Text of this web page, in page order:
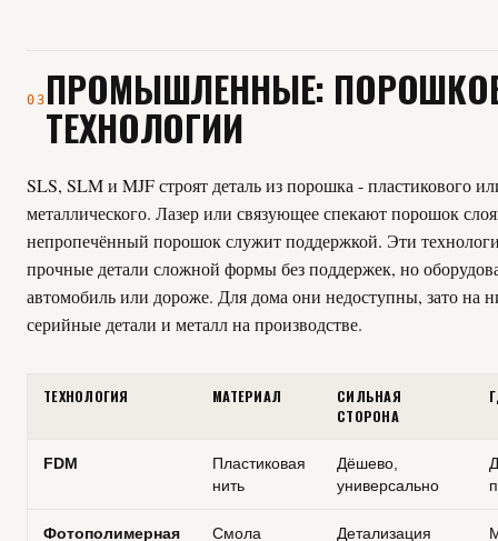
03 ПРОМЫШЛЕННЫЕ:
ТЕХНОЛОГИИ
SLS, SLM и MJF строят деталь из порошка - пластикового
металлического. Лазер или связующее спекают порошок
непропечённый порошок служит поддержкой. Эти
прочные детали сложной формы без поддержек, но
автомобиль или дороже. Для дома они недоступны, зато на
серийные детали и металл на производстве.
ТЕХНОЛОГИЯ МАТЕРИАЛ
СИЛЬНАЯ
СТОРОНА
FDM
Пластиковая
нить
Дёшево,
универсально
Фотополимерная Смола Детализация